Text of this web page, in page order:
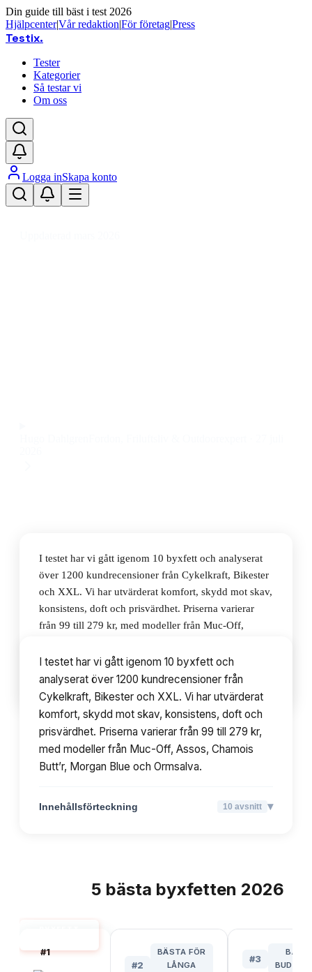
Din guide till bäst i test 2026
Hjälpcenter|Vår redaktion|För företag|Press
Testix.
Tester
Kategorier
Så testar vi
Om oss
Logga inSkapa konto
I testet har vi gått igenom 10 byxfett och analyserat
över 1200 kundrecensioner från Cykelkraft, Bikester
och XXL. Vi har utvärderat komfort, skydd mot skav,
konsistens, doft och prisvärdhet. Priserna varierar
från 99 till 279 kr, med modeller från Muc-Off,
Innehållsförteckning 10avsnitt
I testet har vi gått igenom 10 byxfett och
analyserat över 1200 kundrecensioner från
Cykelkraft, Bikester och XXL. Vi har utvärderat
komfort, skydd mot skav, konsistens, doft och
prisvärdhet. Priserna varierar från 99 till 279 kr,
med modeller från Muc-Off, Assos, Chamois
Butt’r, Morgan Blue och Ormsalva.
Innehållsförteckning 10 avsnitt ▾
5 bästa byxfetten 2026
#1
#2
BÄSTA FÖR
LÅNGA
#3